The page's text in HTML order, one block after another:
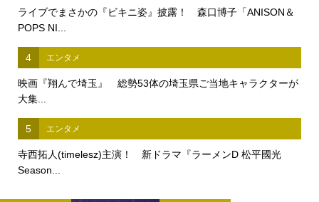
ライブでまさかの『ビキニ姿』披露！ 森口博子「ANISON＆
POPS NI...
4 エンタメ
映画『翔んで埼玉』 総勢53体の埼玉県ご当地キャラクターが
大集...
5 エンタメ
寺西拓人(timelesz)主演！ 新ドラマ『ラーメンD 松平國光
Season...